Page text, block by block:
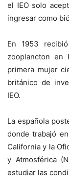
el IEO solo
ingresar como
En 1953
zooplancton
primera mujer
británico de
IEO.
La española
donde trabajó
California y la
y Atmosférica
estudiar las